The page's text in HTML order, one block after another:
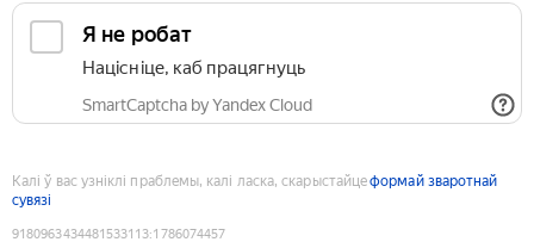
Я не робат
Націсніце, каб працягнуць
SmartCaptcha by Yandex Cloud
Калі ў вас узніклі праблемы, калі ласка, скарыстайцеформай зваротнай
сувязі
9180963434481533113:1786074457